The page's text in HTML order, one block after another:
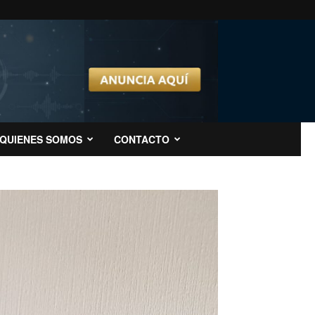
QUIENES SOMOS CONTACTO